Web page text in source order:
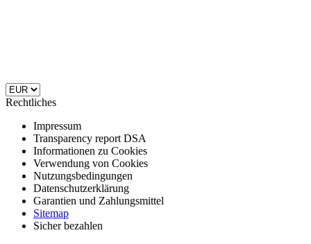
Rechtliches
Impressum
Transparency report DSA
Informationen zu Cookies
Verwendung von Cookies
Nutzungsbedingungen
Datenschutzerklärung
Garantien und Zahlungsmittel
Sitemap
Sicher bezahlen